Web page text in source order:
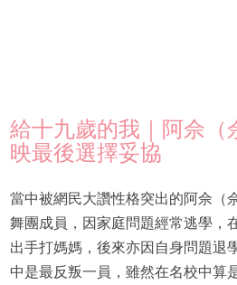
給十九歲的我｜阿佘（
映最後選擇妥協
當中被網民大讚性格突出的阿佘（
舞團成員，因家庭問題經常逃學，
出手打媽媽，後來亦因自身問題退
中是最反叛一員，雖然在名校中算